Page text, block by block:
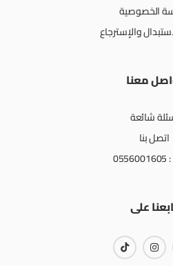
الخصوصية
والإسترجاع
معنا
شائعة
اتصل بنا
على